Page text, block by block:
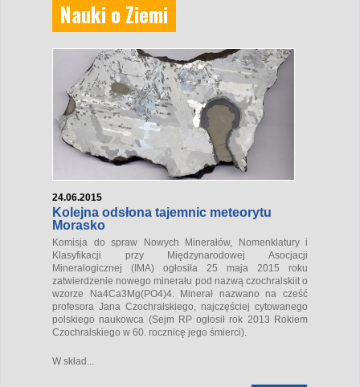
Nauki o Ziemi
24.06.2015
Kolejna odsłona tajemnic meteorytu
Morasko
Komisja do spraw Nowych Minerałów, Nomenklatury i
Klasyfikacji przy Międzynarodowej Asocjacji
Mineralogicznej (IMA) ogłosiła 25 maja 2015 roku
zatwierdzenie nowego minerału pod nazwą czochralskiit o
wzorze Na4Ca3Mg(PO4)4. Minerał nazwano na cześć
profesora Jana Czochralskiego, najczęściej cytowanego
polskiego naukowca (Sejm RP ogłosił rok 2013 Rokiem
Czochralskiego w 60. rocznicę jego śmierci).
W skład...